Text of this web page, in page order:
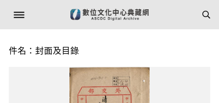
件名：封面及目錄